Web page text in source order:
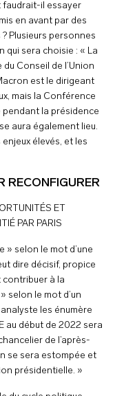
faudrait-il essayer
en avant par des
Plusieurs personnes
qui sera choisie : « La
Conseil de l’Union
est le dirigeant
mais la Conférence
pendant la présidence
aura également lieu.
élevés, et les
RECONFIGURER
ET
PAR PARIS
» selon le mot d’une
dire décisif, propice
contribuer à la
selon le mot d’un
les énumère
au début de 2022 sera
de l’après-
se sera estompée et
présidentielle. »